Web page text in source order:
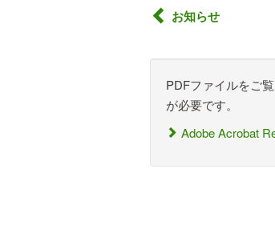
お知らせ
PDFファイルをご
が必要です。
Adobe Acrobat